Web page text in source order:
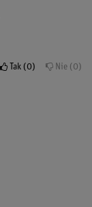
Tak 0 Nie 0